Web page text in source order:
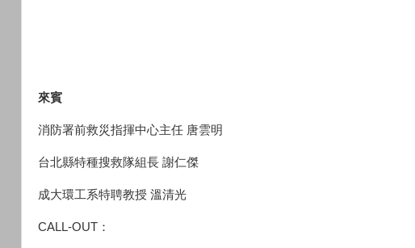
來賓
消防署前救災指揮中心主任 唐雲明
台北縣特種搜救隊組長 謝仁傑
成大環工系特聘教授 溫清光
CALL-OUT：